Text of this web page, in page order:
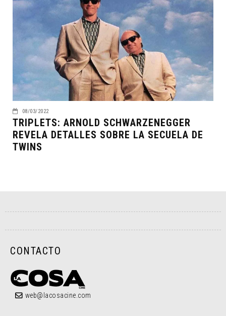
08/03/2022
TRIPLETS: ARNOLD SCHWARZENEGGER
REVELA DETALLES SOBRE LA SECUELA DE
TWINS
CONTACTO
web@lacosacine.com